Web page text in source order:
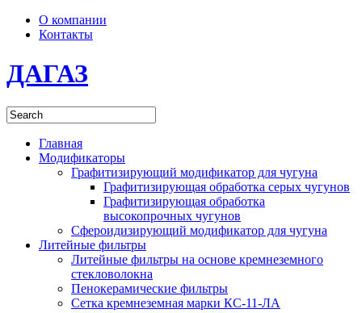
О компании
Контакты
ДАГАЗ
Главная
Модификаторы
Графитизирующий модификатор для чугуна
Графитизирующая обработка серых чугунов
Графитизирующая обработка
высокопрочных чугунов
Сфероидизирующий модификатор для чугуна
Литейные фильтры
Литейные фильтры на основе кремнеземного
стекловолокна
Пенокерамические фильтры
Сетка кремнеземная марки КС-11-ЛА